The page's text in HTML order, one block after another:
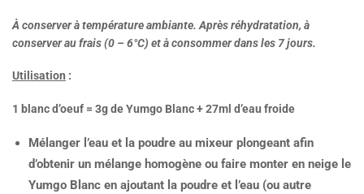
À conserver à température ambiante. Après réhydratation, à
conserver au frais (0 – 6°C) et à consommer dans les 7 jours.
Utilisation :
1 blanc d’oeuf = 3g de Yumgo Blanc + 27ml d’eau froide
Mélanger l’eau et la poudre au mixeur plongeant afin
d’obtenir un mélange homogène ou faire monter en neige le
Yumgo Blanc en ajoutant la poudre et l’eau (ou autre